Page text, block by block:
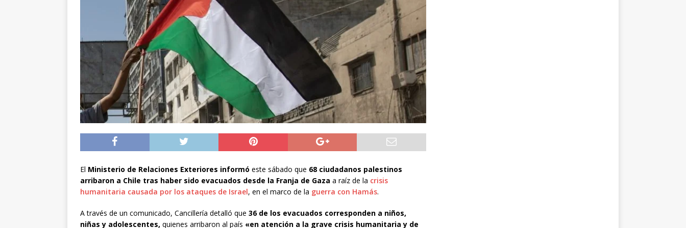
preventiva en la región
[ 06/08/2026 ]
El papa León XIV viajará a Uruguay, Argentina y Perú del 6 al 17 de
noviembre
INTERNACIONAL
[ 07/08/2026 ]
Diputado Jofré oficia a la SCJ para fiscalizar el impacto fiscal en la
Municipalidad y el GORE Tarapacá
DEPORTES
El Ministerio de Relaciones Exteriores informó este sábado que 68 ciudadanos palestinos
arribaron a Chile tras haber sido evacuados desde la Franja de Gaza a raíz de la crisis
humanitaria causada por los ataques de Israel, en el marco de la guerra con Hamás.
A través de un comunicado, Cancillería detalló que 36 de los evacuados corresponden a niños,
niñas y adolescentes, quienes arribaron al país «en atención a la grave crisis humanitaria y de